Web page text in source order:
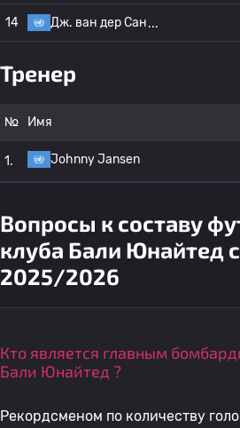
14 Дж. ван дер Сан
Тренер
№ Имя
1. Johnny Jansen
Вопросы к составу
клуба Бали Юнайтед
2025/2026
Кто является главным
Бали Юнайтед ?
Рекордсменом по количеству